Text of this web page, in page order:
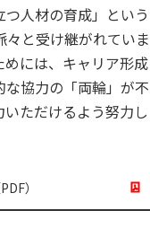
つ人材の育成」という
と受け継がれていま
には、キャリア形成
協力の「両輪」が不
ただけるよう努力し
）